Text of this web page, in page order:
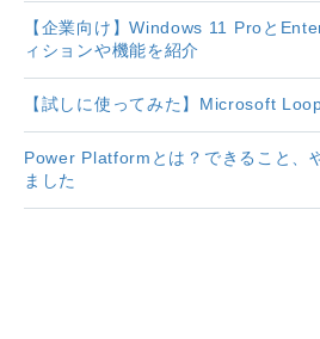
【企業向け】Windows 11 Proと
ィションや機能を紹介
【試しに使ってみた】Microsoft
Power Platformとは？できること、
ました